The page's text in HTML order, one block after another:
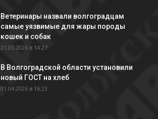
Ветеринары назвали волгоградцам
самые уязвимые для жары породы
кошек и собак
21.05.2026 в 14:27
В Волгоградской области установили
новый ГОСТ на хлеб
01.04.2026 в 16:23